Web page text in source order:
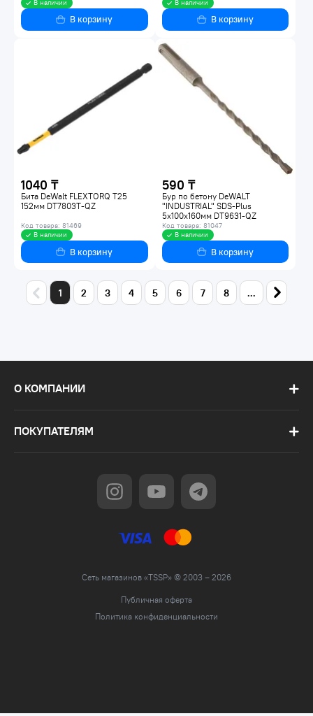
В наличии
В корзину
В наличии
В корзину
1040 ₸
Бита DeWalt FLEXTORQ T25
152мм DT7803T-QZ
Код товара: 81469
В наличии
В корзину
590 ₸
Бур по бетону DeWALT
"INDUSTRIAL" SDS-Plus
5х100х160мм DT9631-QZ
Код товара: 81047
В наличии
В корзину
1 2 3 4 5 6 7 8 ...
О КОМПАНИИ
ПОКУПАТЕЛЯМ
Сеть магазинов «TSSP» © 2003 – 2026
Публичная оферта
Политика конфиденциальности